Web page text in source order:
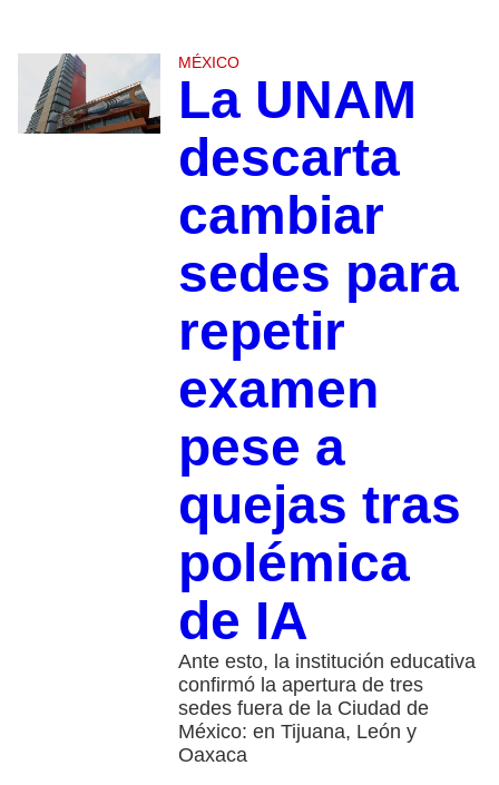
MÉXICO
La UNAM
descarta
cambiar
sedes para
repetir
examen
pese a
quejas tras
polémica
de IA
Ante esto, la institución educativa
confirmó la apertura de tres
sedes fuera de la Ciudad de
México: en Tijuana, León y
Oaxaca